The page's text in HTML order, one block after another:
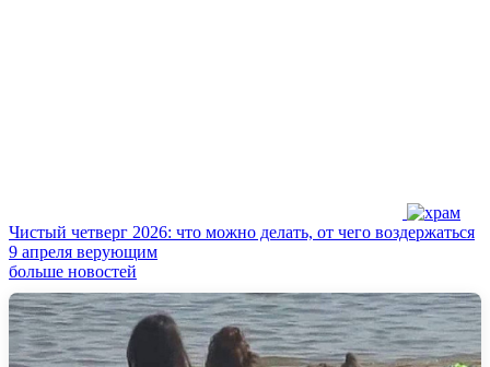
Чистый четверг 2026: что можно делать, от чего воздержаться
9 апреля верующим
больше новостей